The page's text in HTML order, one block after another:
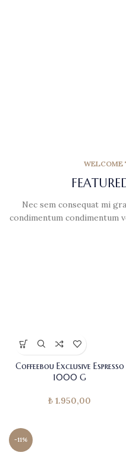
WELCOME
Nec sem consequat mi
condimentum condimentum
Coffeebou Exclusive Espresso
1000 G
₺ 1.950,00
-11%